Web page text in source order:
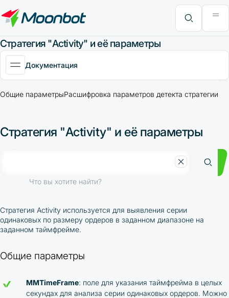
MoonBonus
Дополнительно
Книга
Cтратегия "Activity" и её параметры
Документация
Общие параметрыРасшифровка параметров детекта стратегии
Cтратегия "Activity" и её параметры
Что вы хотите найти?
Стратегия Activity используется для выявления серии
одинаковых по размеру ордеров в заданном диапазоне на
заданном таймфрейме.
Общие параметры
MMTimeFrame: поле для указания таймфрейма в целых
секундах для анализа серии одинаковых ордеров. Можно